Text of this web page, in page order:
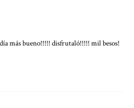
más bueno!!!!! disfrutaló!!!!! mil besos!